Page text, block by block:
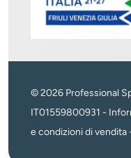
© 2026 Professional
IT01559800931 -
e condizioni di vendita